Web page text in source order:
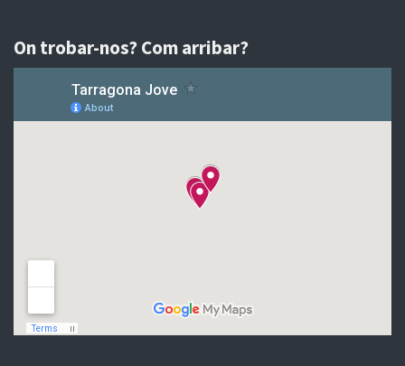
On trobar-nos? Com arribar?